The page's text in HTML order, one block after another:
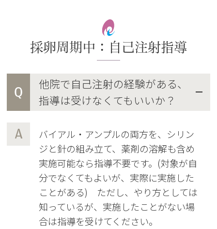
採卵周期中：自己注射指導
Q
他院で自己注射の経験がある、
指導は受けなくてもいいか？
A
バイアル・アンプルの両方を、シリン
ジと針の組み立て、薬剤の溶解も含め
実施可能なら指導不要です。(対象が自
分でなくてもよいが、実際に実施した
ことがある) ただし、やり方としては
知っているが、実施したことがない場
合は指導を受けてください。